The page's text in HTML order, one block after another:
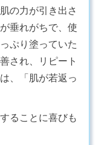
の力が引き出さ
垂れがちで、使
ぷり塗っていた
され、リピート
、「肌が若返っ
ることに喜びも